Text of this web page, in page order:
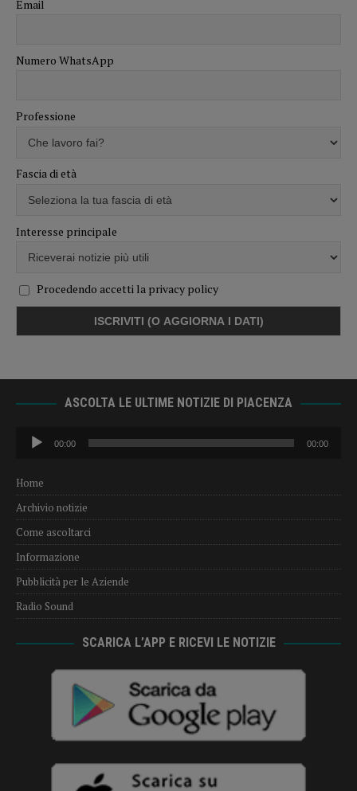
Email
Numero WhatsApp
Professione
Fascia di età
Interesse principale
Procedendo accetti la privacy policy
ASCOLTA LE ULTIME NOTIZIE DI PIACENZA
Audio
Player
00:00 00:00
Home
Archivio notizie
Come ascoltarci
Informazione
Pubblicità per le Aziende
Radio Sound
SCARICA L’APP E RICEVI LE NOTIZIE